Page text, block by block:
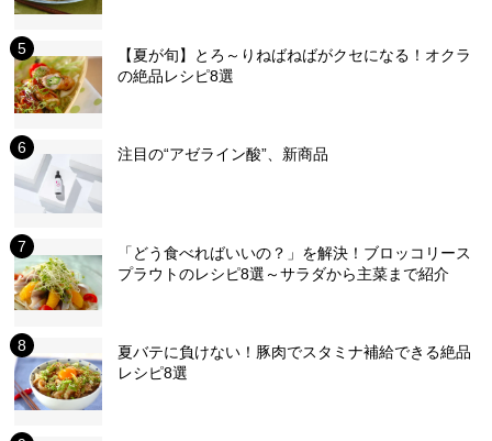
【夏が旬】とろ～りねばねばがクセになる！オクラ
の絶品レシピ8選
注目の“アゼライン酸”、新商品
「どう食べればいいの？」を解決！ブロッコリース
プラウトのレシピ8選～サラダから主菜まで紹介
夏バテに負けない！豚肉でスタミナ補給できる絶品
レシピ8選